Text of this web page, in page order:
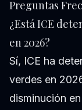
Preguntas
¿Está ICE
en 2026?
Sí, ICE ha
verdes en
disminución